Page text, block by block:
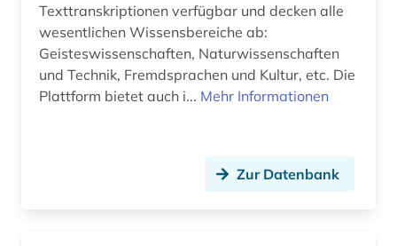
indien (1)
indigenes volk (1)
indogermanische sprachen (1)
Texttranskriptionen verfügbar und decken alle
wesentlichen Wissensbereiche ab:
Geisteswissenschaften, Naturwissenschaften
und Technik, Fremdsprachen und Kultur, etc. Die
Plattform bietet auch i... Mehr Informationen
Zur Datenbank